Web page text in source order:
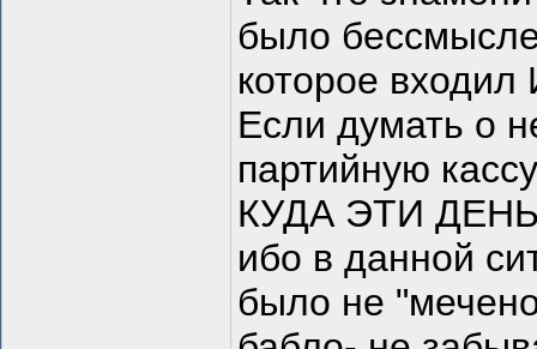
было
которое
Если думать о
партийную
КУДА ЭТИ
ибо в данной
было не